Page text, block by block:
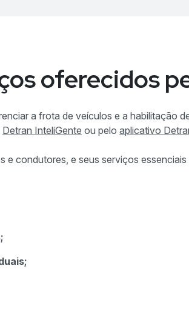
oferecidos
a frota de veículos e a habilitação
Detran InteliGente ou pelo aplicativo
condutores, e seus serviços essenciais